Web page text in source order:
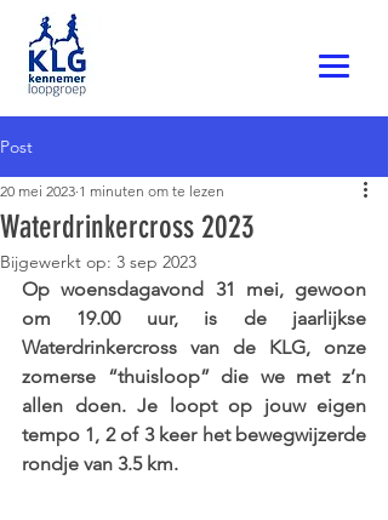
Post
Waterdrinkercross 2023
20 mei 2023 1 minuten om te lezen
Bijgewerkt op: 3 sep 2023
Op woensdagavond 31 mei, gewoon
om 19.00 uur, is de jaarlijkse
Waterdrinkercross van de KLG, onze
zomerse “thuisloop” die we met z’n
allen doen. Je loopt op jouw eigen
tempo 1, 2 of 3 keer het bewegwijzerde
rondje van 3.5 km.